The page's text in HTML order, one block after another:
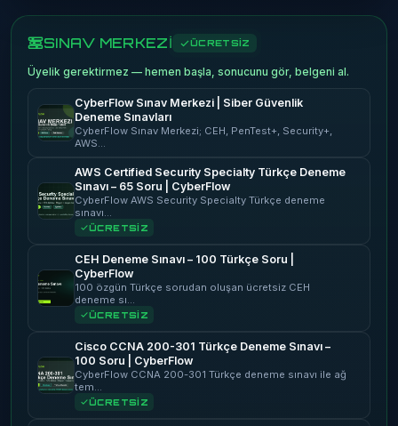
SINAV MERKEZİ ÜCRETSİZ
Üyelik gerektirmez — hemen başla, sonucunu gör, belgeni al.
CyberFlow Sınav Merkezi | Siber Güvenlik
Deneme Sınavları
CyberFlow Sınav Merkezi; CEH, PenTest+, Security+,
AWS…
AWS Certified Security Specialty Türkçe Deneme
Sınavı – 65 Soru | CyberFlow
CyberFlow AWS Security Specialty Türkçe deneme
sınavı…
ÜCRETSİZ
CEH Deneme Sınavı – 100 Türkçe Soru |
CyberFlow
100 özgün Türkçe sorudan oluşan ücretsiz CEH
deneme sı…
ÜCRETSİZ
Cisco CCNA 200-301 Türkçe Deneme Sınavı –
100 Soru | CyberFlow
CyberFlow CCNA 200-301 Türkçe deneme sınavı ile ağ
tem…
ÜCRETSİZ